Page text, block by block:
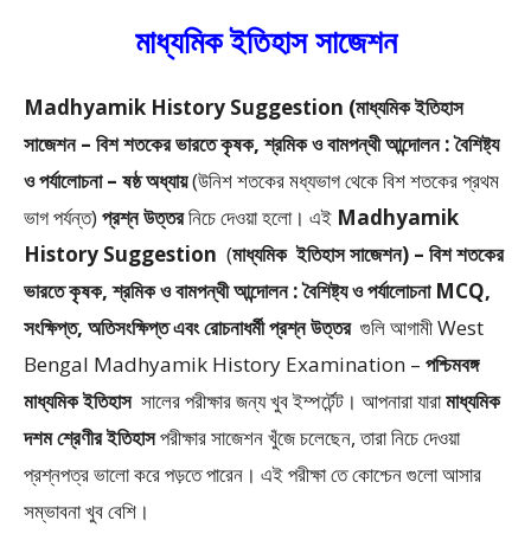
মাধ্যমিক ইতিহাস সাজেশন
Madhyamik History Suggestion (মাধ্যমিক ইতিহাস
সাজেশন – বিশ শতকের ভারতে কৃষক, শ্রমিক ও বামপন্থী আন্দোলন : বৈশিষ্ট্য
ও পর্যালোচনা – ষষ্ঠ অধ্যায়(উনিশ শতকের মধ্যভাগ থেকে বিশ শতকের প্রথম
ভাগ পর্যন্ত)প্রশ্ন উত্তরনিচে দেওয়া হলো। এই Madhyamik
History Suggestion (মাধ্যমিক ইতিহাস সাজেশন) – বিশ শতকের
ভারতে কৃষক, শ্রমিক ও বামপন্থী আন্দোলন : বৈশিষ্ট্য ও পর্যালোচনা MCQ,
সংক্ষিপ্ত, অতিসংক্ষিপ্ত এবং রোচনাধর্মী প্রশ্ন উত্তর গুলি আগামী West
Bengal Madhyamik History Examination – পশ্চিমবঙ্গ
মাধ্যমিক ইতিহাস সালের পরীক্ষার জন্য খুব ইম্পর্টেন্ট। আপনারা যারামাধ্যমিক
দশম শ্রেণীর ইতিহাসপরীক্ষার সাজেশন খুঁজে চলেছেন, তারা নিচে দেওয়া
প্রশ্নপত্র ভালো করে পড়তে পারেন। এই পরীক্ষা তে কোশ্চেন গুলো আসার
সম্ভাবনা খুব বেশি।